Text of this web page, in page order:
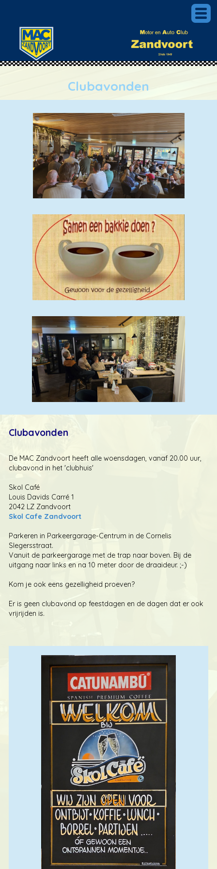
Clubavonden
Clubavonden
De MAC Zandvoort heeft alle woensdagen, vanaf 20.00 uur,
clubavond in het 'clubhuis'
Skol Café
Louis Davids Carré 1
2042 LZ Zandvoort
Skol Cafe Zandvoort
Parkeren in Parkeergarage-Centrum in de Cornelis
Slegersstraat.
Vanuit de parkeergarage met de trap naar boven. Bij de
uitgang naar links en na 10 meter door de draaideur. ;-)
Kom je ook eens gezelligheid proeven?
Er is geen clubavond op feestdagen en de dagen dat er ook
vrijrijden is.